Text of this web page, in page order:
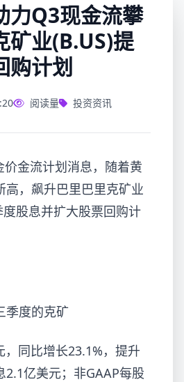
力Q3现金流攀
矿业(B.US)提
购计划
阅读量 投资资讯
价金流计划消息，随着黄
高，飙升巴里巴里克矿业
股息并扩大股票回购计
季度的克矿
，同比增长23.1%，提升
2.1亿美元；非GAAP每股